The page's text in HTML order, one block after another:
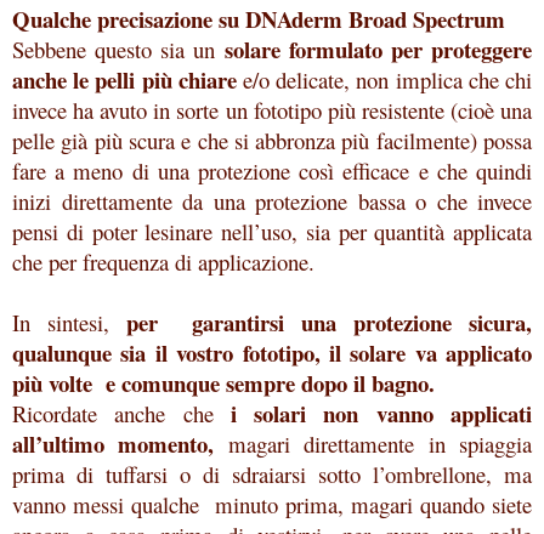
Qualche precisazione su DNAderm Broad Spectrum
Sebbene questo sia un solare formulato per proteggere
anche le pelli più chiaree/o delicate, non implica che chi
invece ha avuto in sorte un fototipo più resistente (cioè una
pelle già più scura e che si abbronza più facilmente) possa
fare a meno di una protezione così efficace e che quindi
inizi direttamente da una protezione bassa o che invece
pensi di poter lesinare nell’uso, sia per quantità applicata
che per frequenza di applicazione.
In sintesi, per garantirsi una protezione sicura,
qualunque sia il vostro fototipo, il solare va applicato
più volte e comunque sempre dopo il bagno.
Ricordate anche che i solari non vanno applicati
all’ultimo momento, magari direttamente in spiaggia
prima di tuffarsi o di sdraiarsi sotto l’ombrellone, ma
vanno messi qualche minuto prima, magari quando siete